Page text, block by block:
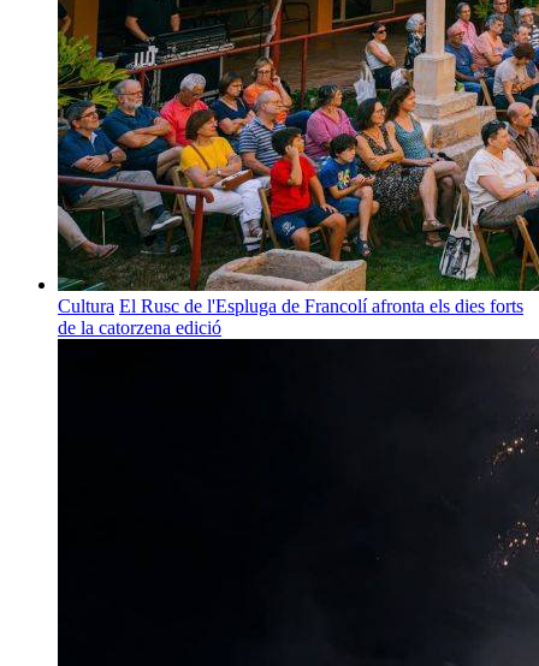
Cultura El Rusc de l'Espluga de Francolí afronta els dies forts
de la catorzena edició